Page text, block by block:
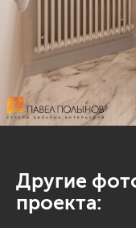
Другие
проекта: